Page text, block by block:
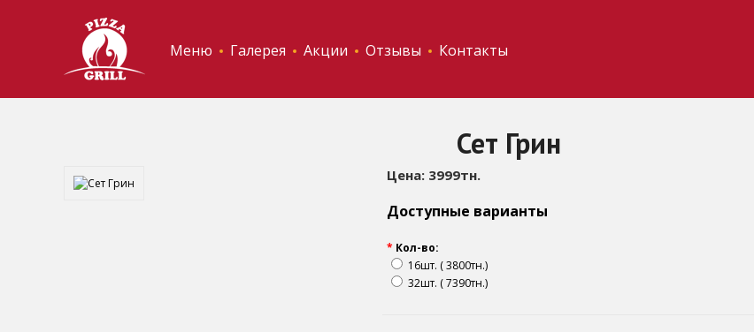
Меню Галерея Акции Отзывы Контакты
Сет Грин
Цена: 3999тн.
Доступные варианты
* Кол-во:
16шт. ( 3800тн.)
32шт. ( 7390тн.)